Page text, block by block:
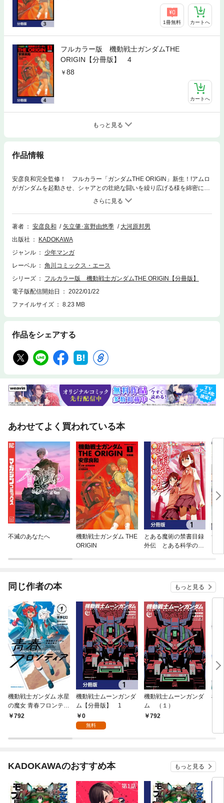
1冊無料 カートへ
フルカラー版 機動戦士ガンダムTHE
ORIGIN【分冊版】 4
88
カートへ
もっと見る
作品情報
安彦良和完全監修！ フルカラー「ガンダムTHE ORIGIN」新生！!アムロ
がガンダムを起動させ、シャアとの壮絶な闘いを繰り広げる様を綿密に描
著者 安彦良和 矢立肇･富野由悠季
大河原邦男
出版社
KADOKAWA
ジャンル
少年マンガ
レーベル
角川コミックス・エース
シリーズ
フルカラー版 機動戦士ガンダムTHE ORIGIN【分冊版】
電子版配信開始日
2022/01/22
ファイルサイズ
8.23 MB
作品をシェアする
あわせてよく買われている本
不滅のあなたへ
機動戦士ガンダム THE
ORIGIN
とある魔術の禁書目録
外伝 とある科学の超
ザ
同じ作者の本 もっと見る
機動戦士ガンダム 水星
の魔女 青春フロンティ
ア １
792
機動戦士ムーンガンダ
ム【分冊版】 1
0
無料
機動戦士ムーンガンダ
ム （１）
792
機
KADOKAWAのおすすめ本 もっと見る